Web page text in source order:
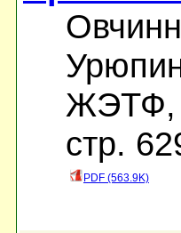
ЖЭТФ,
стр.
PDF (563.9K)